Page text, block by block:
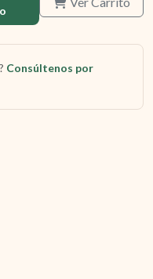
Consúltenos por